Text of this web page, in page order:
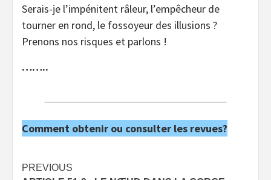
Serais-je l’impénitent râleur, l’empêcheur de
tourner en rond, le fossoyeur des illusions ?
Prenons nos risques et parlons !
……..
Comment obtenir ou consulter les revues?
Post
PREVIOUS